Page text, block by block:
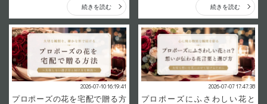
続きを読む 続きを読む
2026-07-10 16:19:41
プロポーズの花を宅配で贈る方
2026-07-07 17:47:38
プロポーズにふさわしい花と